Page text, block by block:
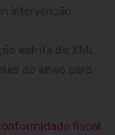
intervenção
estrita do XML
do envio para
fiscal